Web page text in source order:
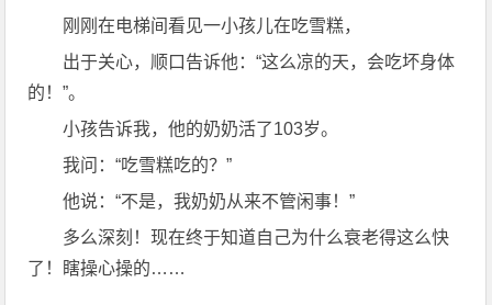
刚刚在电梯间看见一小孩儿在吃雪糕，
出于关心，顺口告诉他：“这么凉的天，会吃坏身体
的！”。
小孩告诉我，他的奶奶活了103岁。
我问：“吃雪糕吃的？”
他说：“不是，我奶奶从来不管闲事！”
多么深刻！现在终于知道自己为什么衰老得这么快
了！瞎操心操的……